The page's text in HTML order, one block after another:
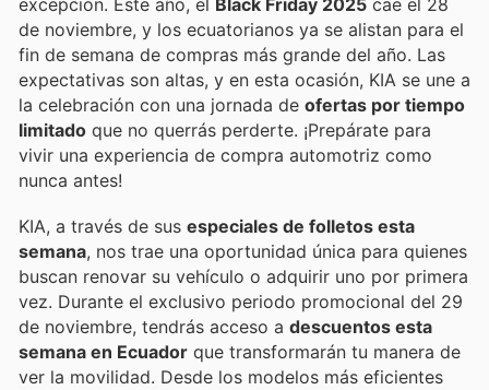
excepción. Este año, el Black Friday 2025 cae el 28
de noviembre, y los ecuatorianos ya se alistan para el
fin de semana de compras más grande del año. Las
expectativas son altas, y en esta ocasión, KIA se une a
la celebración con una jornada de ofertas por tiempo
limitado que no querrás perderte. ¡Prepárate para
vivir una experiencia de compra automotriz como
nunca antes!
KIA, a través de sus especiales de folletos esta
semana, nos trae una oportunidad única para quienes
buscan renovar su vehículo o adquirir uno por primera
vez. Durante el exclusivo periodo promocional del 29
de noviembre, tendrás acceso a descuentos esta
semana en Ecuador que transformarán tu manera de
ver la movilidad. Desde los modelos más eficientes